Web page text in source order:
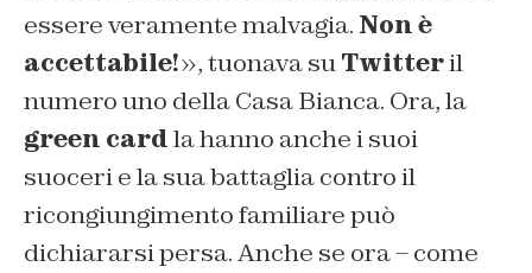
essere veramente malvagia. Non è
accettabile!», tuonava suTwitteril
numero uno della Casa Bianca. Ora, la
green cardla hanno anche i suoi
suoceri e la sua battaglia contro il
ricongiungimento familiare può
dichiararsi persa. Anche se ora – come